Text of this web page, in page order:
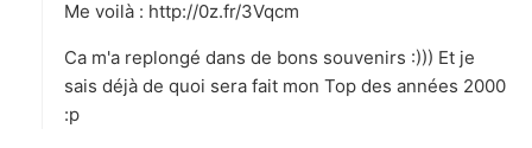
:
Me voilà : http://0z.fr/3Vqcm
Ca m'a replongé dans de bons souvenirs :))) Et je
sais déjà de quoi sera fait mon Top des années 2000
:p